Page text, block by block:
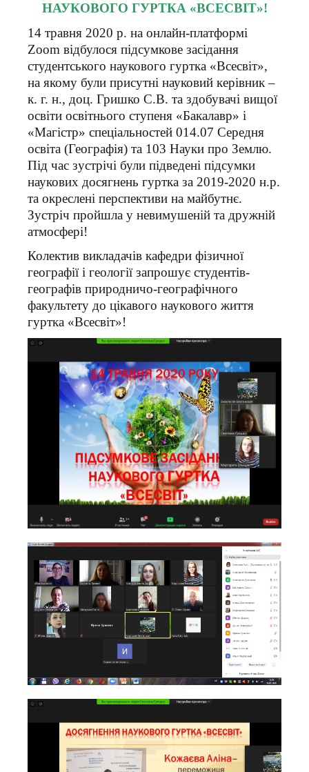
НАУКОВОГО ГУРТКА «ВСЕСВІТ»!
14 травня 2020 р. на онлайн-платформі
Zoom відбулося підсумкове засідання
студентського наукового гуртка «Всесвіт»,
на якому були присутні науковий керівник –
к. г. н., доц. Гришко С.В. та здобувачі вищої
освіти освітнього ступеня «Бакалавр» і
«Магістр» спеціальностей 014.07 Середня
освіта (Географія) та 103 Науки про Землю.
Під час зустрічі були підведені підсумки
наукових досягнень гуртка за 2019-2020 н.р.
та окреслені перспективи на майбутнє.
Зустріч пройшла у невимушеній та дружній
атмосфері!
Колектив викладачів кафедри фізичної
географії і геології запрошує студентів-
географів природничо-географічного
факультету до цікавого наукового життя
гуртка «Всесвіт»!